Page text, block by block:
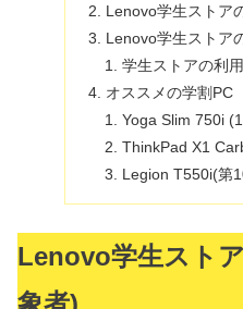
Lenovo学生ストア
Lenovo学生ストア
学生ストアの利
オススメの学割PC
Yoga Slim 750i
ThinkPad X1
Legion T550i(第
Lenovo学生スト
象者)